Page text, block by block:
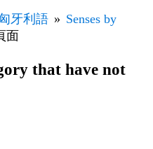
牙利語
Senses by
面
that have not